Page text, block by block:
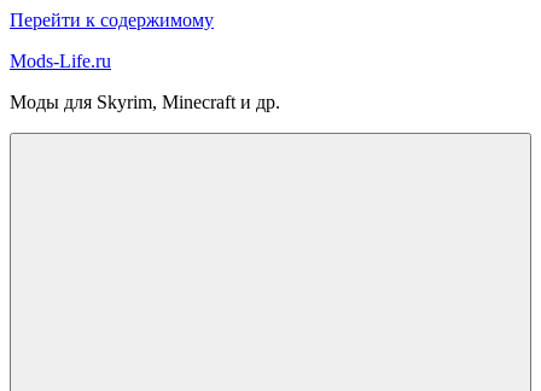
Перейти к содержимому
Mods-Life.ru
Моды для Skyrim, Minecraft и др.